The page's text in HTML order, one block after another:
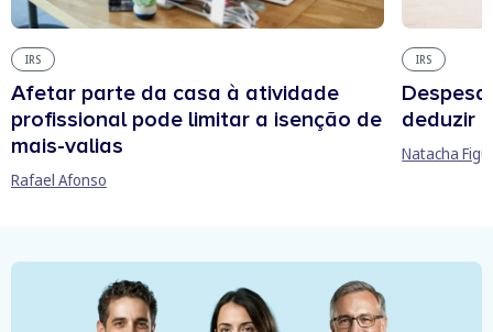
IRS
Afetar parte da casa à atividade
profissional pode limitar a isenção de
mais-valias
Rafael Afonso
IRS
deduzir
Natacha